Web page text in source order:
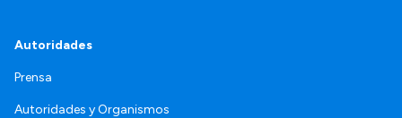
Autoridades
Prensa
Autoridades y Organismos